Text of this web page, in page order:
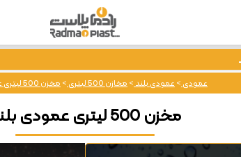
عمودی>عمودی بلند>مخازن 500 لیتری >مخزن 500 لیتری عمودی بلند
مخزن 500 لیتری عمودی بلند